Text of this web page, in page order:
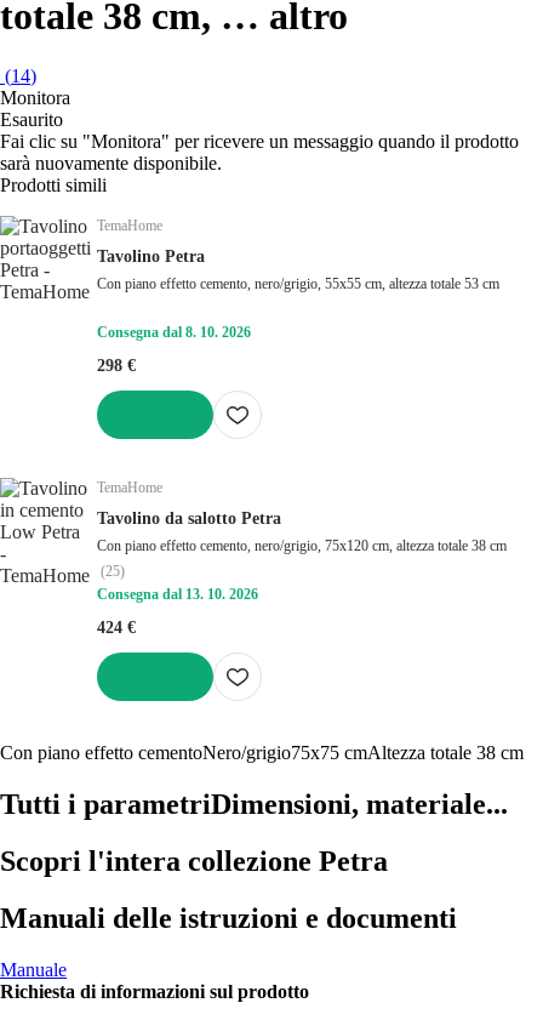
totale 38 cm, … altro
(14)
Monitora
Esaurito
Fai clic su "Monitora" per ricevere un messaggio quando il prodotto
sarà nuovamente disponibile.
Prodotti simili
TemaHome
Tavolino Petra
Con piano effetto cemento, nero/grigio, 55x55 cm, altezza totale 53 cm
Consegna dal 8. 10. 2026
298 €
TemaHome
Tavolino da salotto Petra
Con piano effetto cemento, nero/grigio, 75x120 cm, altezza totale 38 cm
(25)
Consegna dal 13. 10. 2026
424 €
Con piano effetto cementoNero/grigio75x75 cmAltezza totale 38 cm
Tutti i parametriDimensioni, materiale...
Scopri l'intera collezione Petra
Manuali delle istruzioni e documenti
Manuale
Richiesta di informazioni sul prodotto